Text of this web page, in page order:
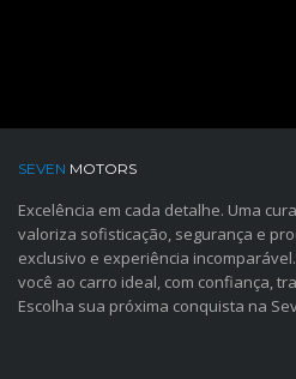
SEVEN MOTORS
Excelência em cada detalhe. Uma
valoriza sofisticação, segurança e
exclusivo e experiência
você ao carro ideal, com confiança,
Escolha sua próxima conquista na